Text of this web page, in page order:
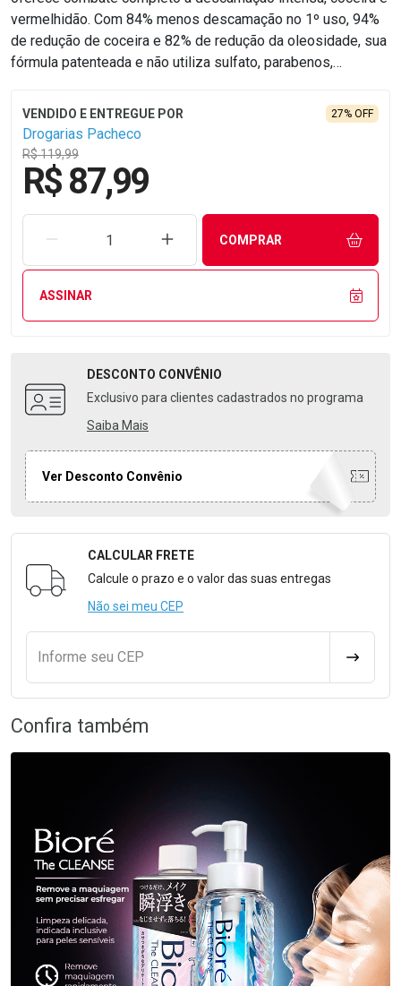
vermelhidão. Com 84% menos descamação no 1º uso, 94%
de redução de coceira e 82% de redução da oleosidade, sua
fórmula patenteada e não utiliza sulfato, parabenos,
Drogarias Pacheco
R$ 119,99
27% OFF
R$ 87,99
REMOVER UMA UNIDADEAUMENTAR UMA UNIDADE
COMPRAR
ASSINAR
DESCONTO CONVÊNIO
Exclusivo para clientes cadastrados no programa
Saiba Mais
Ver Desconto Convênio
Formulário para Calcular o Frete
CALCULAR FRETE
Calcule o prazo e o valor das suas entregas
Não sei meu CEP
Informe seu CEP
Confira também